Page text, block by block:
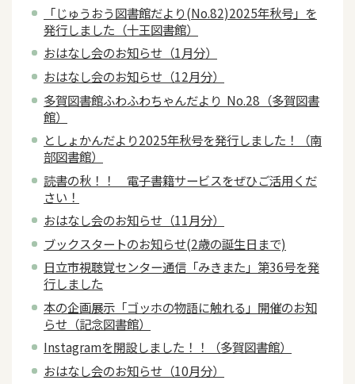
「じゅうおう図書館だより(No.82)2025年秋号」を
発行しました（十王図書館）
おはなし会のお知らせ（1月分）
おはなし会のお知らせ（12月分）
多賀図書館ふわふわちゃんだより No.28（多賀図書
館）
としょかんだより2025年秋号を発行しました！（南
部図書館）
読書の秋！！ 電子書籍サービスをぜひご活用くだ
さい！
おはなし会のお知らせ（11月分）
ブックスタートのお知らせ(2歳の誕生日まで)
日立市視聴覚センター通信「みきまた」第36号を発
行しました
本の企画展示「ゴッホの物語に触れる」開催のお知
らせ（記念図書館）
Instagramを開設しました！！（多賀図書館）
おはなし会のお知らせ（10月分）